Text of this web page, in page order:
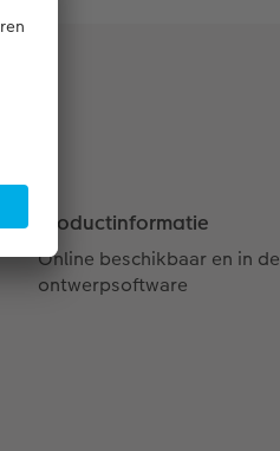
Productinformatie
Online beschikbaar en in de
ontwerpsoftware